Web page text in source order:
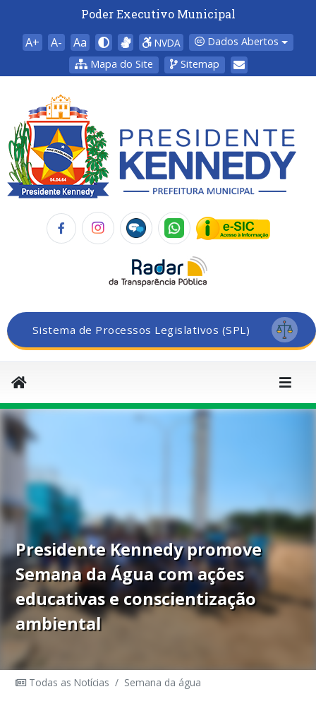
Poder Executivo Municipal
A+ A- Aa NVDA
Dados Abertos
Mapa do Site
Sitemap
Sistema de Processos Legislativos (SPL)
Presidente Kennedy promove
Semana da Água com ações
educativas e conscientização
ambiental
Todas as Notícias / Semana da água